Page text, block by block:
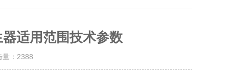
适用范围技术参数
： 2388